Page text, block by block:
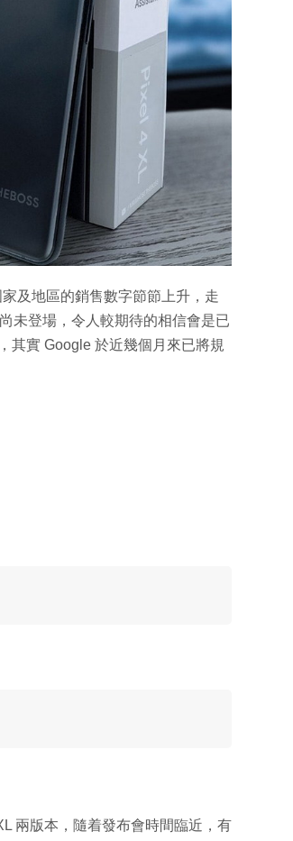
及地區的銷售數字節節上升，走
未登場，令人較期待的相信會是已
其實 Google 於近幾個月來已將規
兩版本，隨着發布會時間臨近，有